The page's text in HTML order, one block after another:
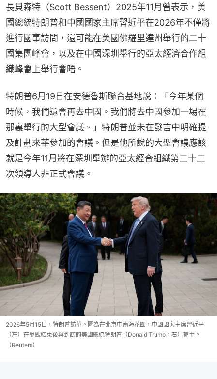
長貝森特（Scott Bessent）2025年11月曾表示，美
國總統特朗普和中國國家主席習近平在2026年不僅將
進行國事訪問，還可能在美國佛羅里達州舉行的二十
國集團峰會，以及在中國深圳舉行的亞太經濟合作組
織峰會上舉行會晤。
特朗普6月19日在安德魯斯聯合基地說：「今年某個
時候，我們還會再去中國。我們將去中國參加一場在
那裏舉行的大型會議。」特朗普並未在發言中明確提
及計劃來華參加的會議。但是他所說的大型會議應該
就是今年11月將在深圳舉辦的亞太經合組織第三十三
次領導人非正式會議。
2026年5月15日，特朗普訪華。圖為在北京中南海花園，中國國家主席習近平
（左）在參觀結束後與到訪的美國總統特朗普（Donald Trump，右）握手。
（Reuters）